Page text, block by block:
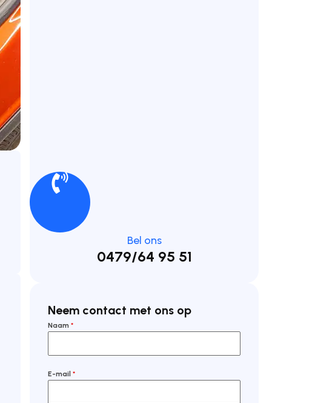
Bel ons
0479/64 95 51
Neem contact met ons op
Naam *
E-mail *